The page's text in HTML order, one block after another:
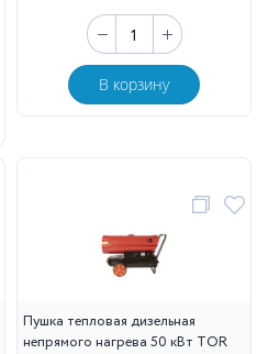
В корзину
Пушка тепловая дизельная
непрямого нагрева 50 кВт TOR